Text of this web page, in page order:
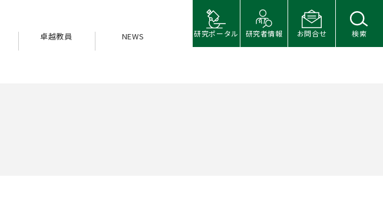
卓越教員 NEWS 研究ポータル 研究者情報 お問合せ 検索